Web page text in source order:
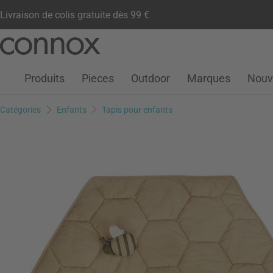
Livraison de colis gratuite dès 99 €
contenu
Compte clientListe de souhaits
Warenkorb
Produits Pieces Outdoor Marques
Catégories Enfants Tapis pour enfants